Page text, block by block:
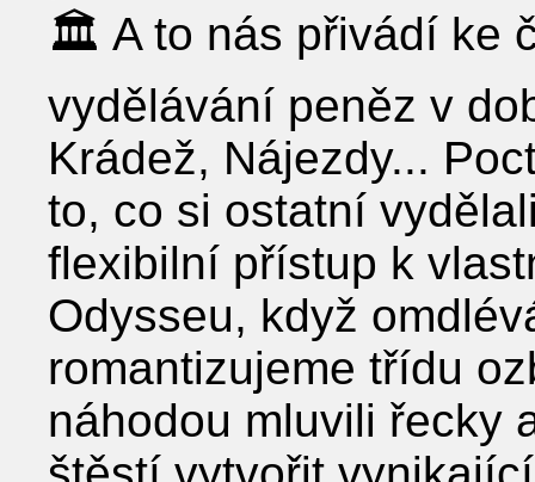
🏛 A to nás přivádí ke
vydělávání peněz v
Krádež, Nájezdy...
to, co si ostatní
flexibilní přístup k
Odysseu, když
romantizujeme třídu
náhodou mluvili řecky